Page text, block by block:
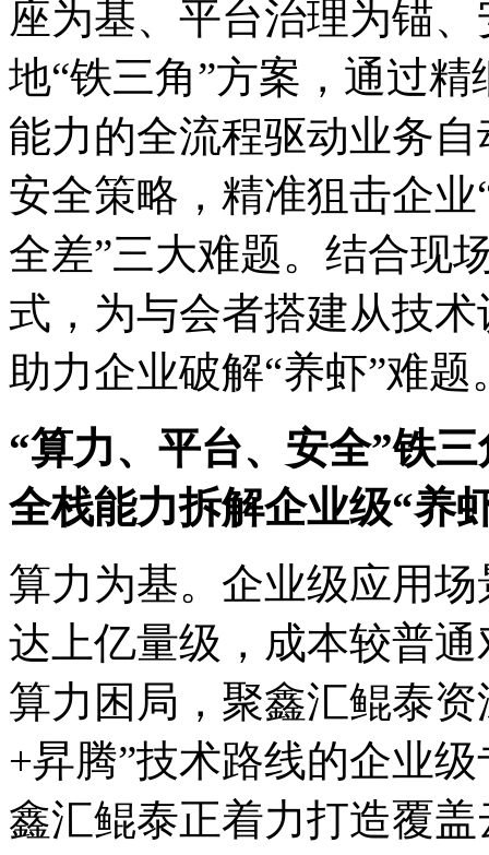
座为基、平台治理为锚
地“铁三角”方案，通过
能力的全流程驱动业务自
安全策略，精准狙击企业
全差”三大难题。结合现场
式，为与会者搭建从技
助力企业破解“养虾”难题
“算力、平台、安全”铁三
全栈能力拆解企业级“养
算力为基。企业级应用场
达上亿量级，成本较
算力困局，聚鑫汇鲲
+昇腾”技术路线的企业级
鑫汇鲲泰正着力打造覆盖